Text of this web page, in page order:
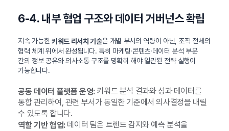
6-4. 내부 협업 구조와 데이터 거버넌스 확립
지속 가능한키워드 리서치 기술은 개별 부서의 역량이 아닌, 조직 전체의
협력 체계 위에서 완성됩니다. 특히 마케팅·콘텐츠·데이터 분석 부문
간의 정보 공유와 의사소통 구조를 명확히 해야 일관된 전략 실행이
가능합니다.
공동 데이터 플랫폼 운영:키워드 분석 결과와 성과 데이터를
통합 관리하여, 관련 부서가 동일한 기준에서 의사결정을 내릴
수 있도록 합니다.
역할 기반 협업:데이터 팀은 트렌드 감지와 예측 분석을